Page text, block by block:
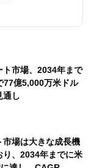
ト市場、2034年まで
77億5,000万米ドル
通し
市場は大きな成長機
り、2034年までに米